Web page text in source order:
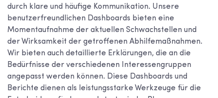
durch klare und häufige Kommunikation. Unsere
benutzerfreundlichen Dashboards bieten eine
Momentaufnahme der aktuellen Schwachstellen und
der Wirksamkeit der getroffenen Abhilfemaßnahmen.
Wir bieten auch detaillierte Erklärungen, die an die
Bedürfnisse der verschiedenen Interessengruppen
angepasst werden können. Diese Dashboards und
Berichte dienen als leistungsstarke Werkzeuge für die